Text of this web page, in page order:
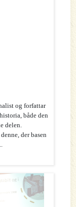
og forfattar
både den
delen.
der basen